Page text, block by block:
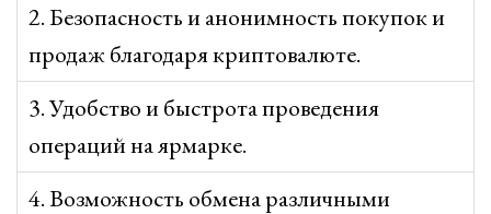
2. Безопасность и анонимность покупок и
продаж благодаря криптовалюте.
3. Удобство и быстрота проведения
операций на ярмарке.
4. Возможность обмена различными